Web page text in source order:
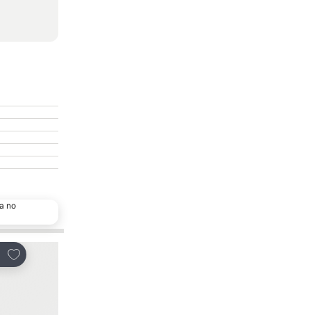
no
Adicionar aos favoritos